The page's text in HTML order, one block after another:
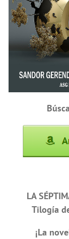
LA
Tilogía
¡La